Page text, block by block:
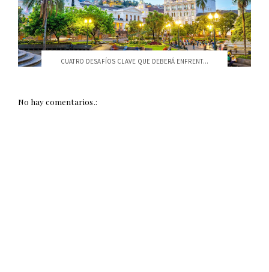
CUATRO DESAFÍOS CLAVE QUE DEBERÁ ENFRENT...
No hay comentarios.: